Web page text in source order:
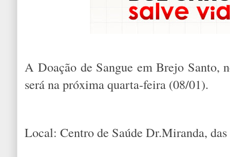
A Doação de Sangue em Brejo Santo,
será na próxima quarta-feira (08/01).
Local: Centro de Saúde Dr.Miranda, das